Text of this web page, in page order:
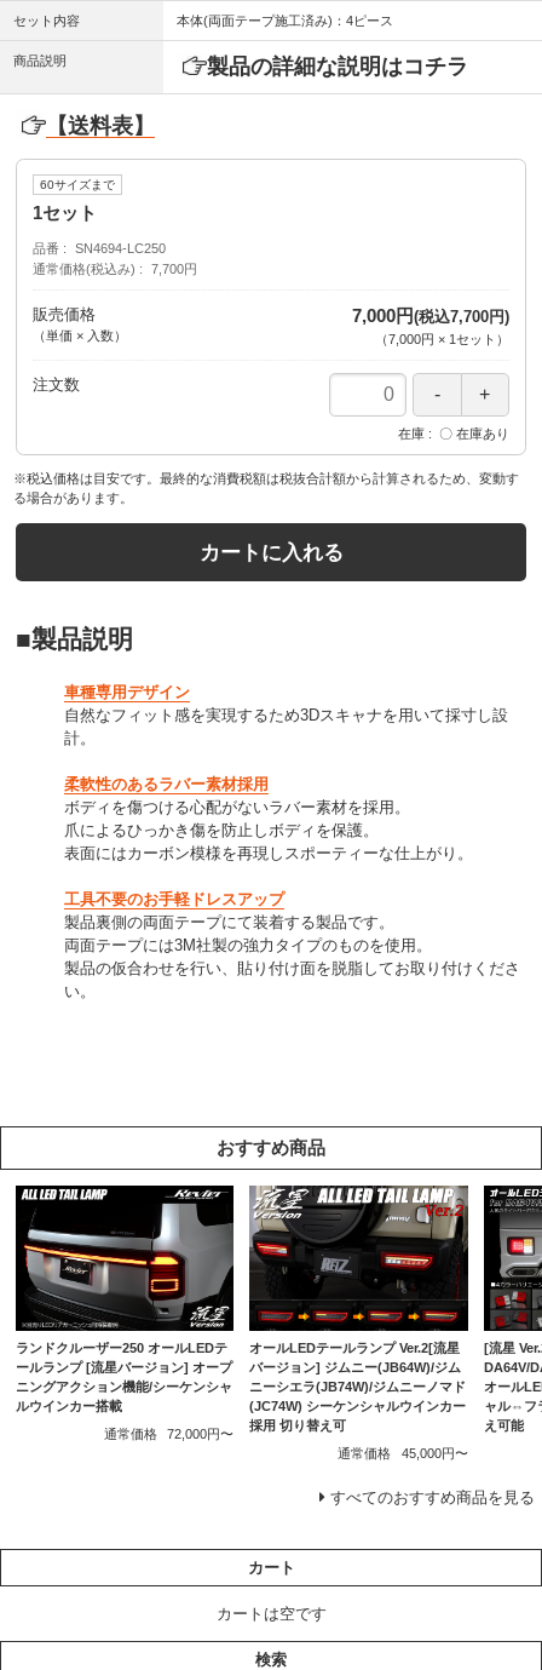
セット内容 本体(両面テープ施工済み)：4ピース
商品説明 製品の詳細な説明はコチラ
【送料表】
60サイズまで
1セット
品番
SN4694-LC250
通常価格(税込み)
7,700円
販売価格
（単価 × 入数）
7,000円(税込7,700円)
（7,000円 × 1セット ）
注文数
在庫 〇 在庫あり
※税込価格は目安です。最終的な消費税額は税抜合計額から計算されるため、変動す
る場合があります。
カートに入れる
■製品説明
車種専用デザイン
自然なフィット感を実現するため3Dスキャナを用いて採寸し設
計。
柔軟性のあるラバー素材採用
ボディを傷つける心配がないラバー素材を採用。
爪によるひっかき傷を防止しボディを保護。
表面にはカーボン模様を再現しスポーティーな仕上がり。
工具不要のお手軽ドレスアップ
製品裏側の両面テープにて装着する製品です。
両面テープには3M社製の強力タイプのものを使用。
製品の仮合わせを行い、貼り付け面を脱脂してお取り付けくださ
い。
おすすめ商品
ランドクルーザー250 オールLEDテ
ールランプ [流星バージョン] オープ
ニングアクション機能/シーケンシャ
ルウインカー搭載
通常価格
72,000円〜
オールLEDテールランプ Ver.2[流星
バージョン] ジムニー(JB64W)/ジム
ニーシエラ(JB74W)/ジムニーノマド
(JC74W) シーケンシャルウインカー
採用 切り替え可
通常価格
45,000円〜
[流星
DA64V/
オール
ャル⇔フ
え可能
すべてのおすすめ商品を見る
カート
カートは空です
検索